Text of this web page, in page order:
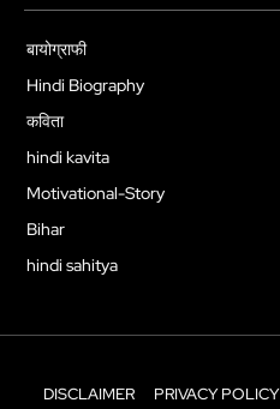
बायोग्राफी
Hindi Biography
कविता
hindi kavita
Motivational-Story
Bihar
hindi sahitya
DISCLAIMER PRIVACY POLICY